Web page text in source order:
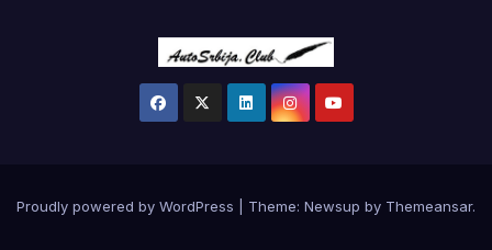
Proudly powered by WordPress Theme: Newsup by Themeansar.